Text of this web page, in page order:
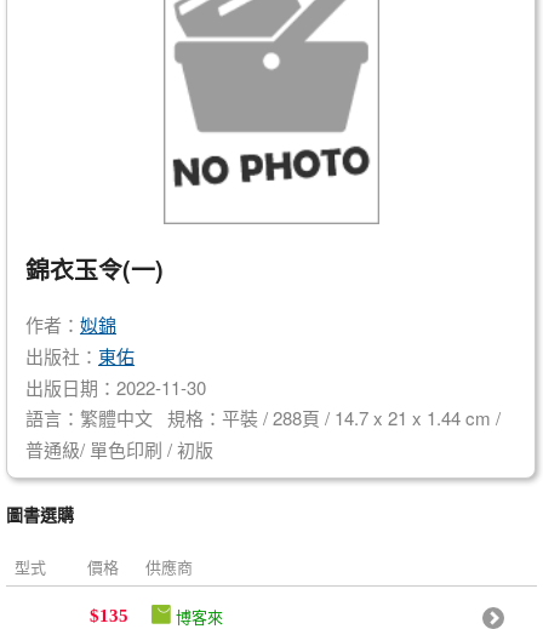
錦衣玉令(一)
作者： 姒錦
出版社： 東佑
出版日期：2022-11-30
語言：繁體中文 規格：平裝 / 288頁 / 14.7 x 21 x 1.44 cm /
普通級/ 單色印刷 / 初版
圖書選購
型式 價格 供應商
$135 博客來